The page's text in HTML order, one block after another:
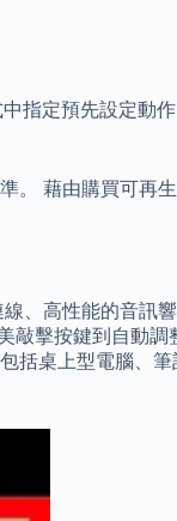
指定預先設定動
。 藉由購買可再
、高性能的音訊
敲擊按鍵到自動
括桌上型電腦、